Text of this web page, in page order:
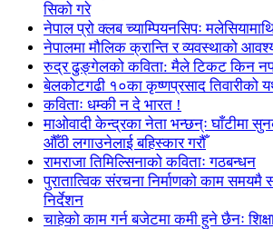
सिको गरे
नेपाल प्रो क्लब च्याम्पियनसिपः
नेपालमा मौलिक क्रान्ति र व्यवस्थाको
रुद्र ढुङ्गेलको कविता: मैले टिकट किन
बेलकोटगढी १०का कृष्णप्रसाद तिवारीको
कविताः धम्की न दे भारत !
माओवादी केन्द्रका नेता भन्छन्ः घाँटीमा
औँठी लगाउनेलाई बहिस्कार गरौँ
रामराजा तिमिल्सिनाको कविताः गठबन्धन
पुरातात्विक संरचना निर्माणको काम समयमै
निर्देशन
चाहेको काम गर्न बजेटमा कमी हुने छैनः